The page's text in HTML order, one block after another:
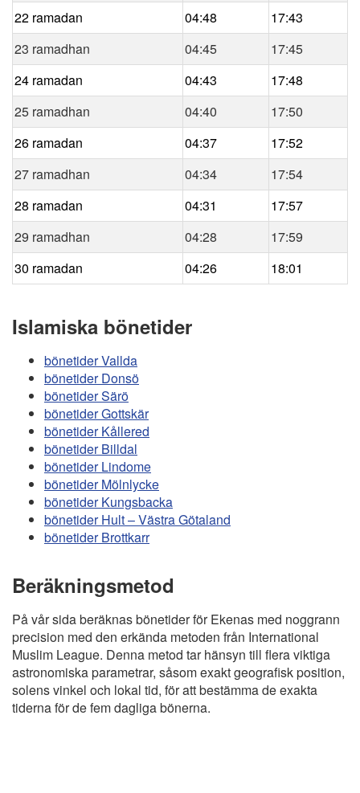
22 ramadan
04:48
17:43
23 ramadhan
04:45
17:45
24 ramadan
04:43
17:48
25 ramadhan
04:40
17:50
26 ramadan
04:37
17:52
27 ramadhan
04:34
17:54
28 ramadan
04:31
17:57
29 ramadhan
04:28
17:59
30 ramadan
04:26 18:01
Islamiska bönetider
bönetider Vallda
bönetider Donsö
bönetider Särö
bönetider Gottskär
bönetider Kållered
bönetider Billdal
bönetider Lindome
bönetider Mölnlycke
bönetider Kungsbacka
bönetider Hult – Västra Götaland
bönetider Brottkarr
Beräkningsmetod
På vår sida beräknas bönetider för Ekenas med noggrann
precision med den erkända metoden från International
Muslim League. Denna metod tar hänsyn till flera viktiga
astronomiska parametrar, såsom exakt geografisk position,
solens vinkel och lokal tid, för att bestämma de exakta
tiderna för de fem dagliga bönerna.